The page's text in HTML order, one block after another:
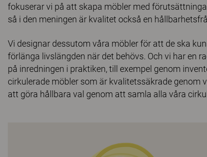
fokuserar vi på att skapa möbler med
så i den meningen är kvalitet också en
Vi designar dessutom våra möbler för att de ska
förlänga livslängden när det behövs. Och vi har en
på inredningen i praktiken, till exempel genom
cirkulerade möbler som är kvalitetssäkrade genom
att göra hållbara val genom att samla alla våra